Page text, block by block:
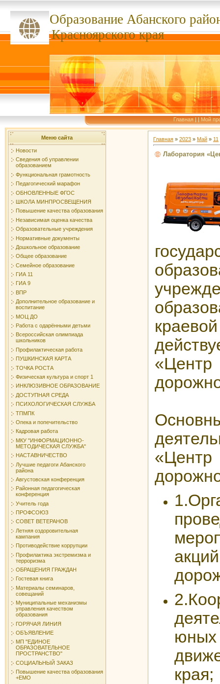
Образование Абанского
сссссссКрасноярского края
Главная | | Мой
Меню сайта
Новости
Сведения об управлении
образованием
Функциональная грамотность
Педагогический марафон
ОБНОВЛЕННЫЕ ФГОС
ШКОЛА МИНПРОСВЕЩЕНИЯ
Повышение качества образования
Независимая оценка качества
Образовательные учреждения
Нормативные документы
Дошкольное образование
Общее образование
Семейное образование
ГИА 11
ГИА 9
ВПР
Дополнительное образование и
воспитание
МОЦ ДО
Работа с одарёнными детьми
Всероссийская олимпиада
школьников
Профилактическая работа
ПУШКИНСКАЯ КАРТА
ТОЧКА РОСТА
Физическая культура и спорт 1
ИНКЛЮЗИВНОЕ ОБРАЗОВАНИЕ
ДОСТУПНАЯ СРЕДА
ПСИХОЛОГИЧЕСКАЯ СЛУЖБА
ТПМПК
Опека и попечительство
Кадровая работа
МКУ "ИНФОРМАЦИОННО-
МЕТОДИЧЕСКАЯ СЛУЖБА"
НАСТАВНИЧЕСТВО
Лучшие педагоги Абанского
района
Августовская конференция
Районная педагогическая
конференция
Учитель года
ПРОФСОЮЗ
СОВЕТ ВЕТЕРАНОВ
Летняя оздоровительная
кампания
Противодействие коррупции
Профилактика экстремизма и
терроризма
ОБРАЩЕНИЯ ГРАЖДАН
Гостевая книга
Материалы семинаров,
совещаний
Муниципальные механизмы
управления качеством
образования
ГОРЯЧАЯ ЛИНИЯ
ОБЪЯВЛЕНИЕ
МП "ЕДИНОЕ
ОБРАЗОВАТЕЛЬНОЕ
ПРОСТРАНСТВО"
СОЦИАЛЬНЫЙ ЗАКАЗ
Повышение качества образования
+ЕМО
Главная » 2023 » Май » 11
Лаборатория
края;